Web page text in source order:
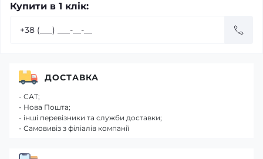
Купити в 1 клік:
ДОСТАВКА
- САТ;
- Нова Пошта;
- інші перевізники та служби доставки;
- Самовивіз з філіалів компанії